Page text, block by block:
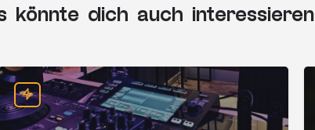
könnte dich auch interessieren